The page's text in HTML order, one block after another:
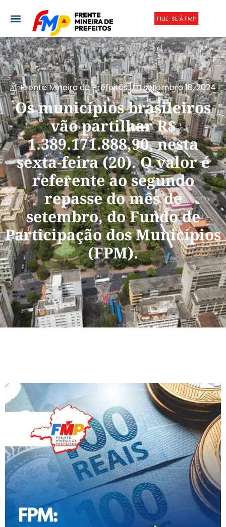
FILIE-SE À FMP
Frente Mineira de Prefeitos setembro 18, 2024
Os municípios brasileiros
vão partilhar R$
1.389.171.888,90, nesta
sexta-feira (20). O valor é
referente ao segundo
repasse do mês de
setembro, do Fundo de
Participação dos Municípios
(FPM).